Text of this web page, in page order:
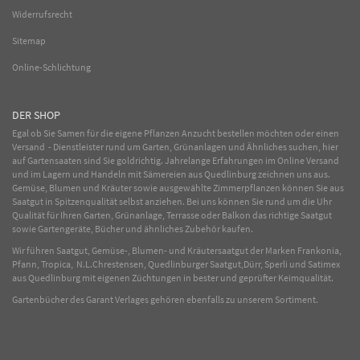
Widerrufsrecht
Sitemap
Online-Schlichtung
DER SHOP
Egal ob Sie Samen für die eigene Pflanzen Anzucht bestellen möchten oder einen
Versand - Dienstleister rund um Garten, Grünanlagen und Ähnliches suchen, hier
auf Gartensaaten sind Sie goldrichtig. Jahrelange Erfahrungen im OnlineVersand
und im Lagern und Handeln mit Sämereien aus Quedlinburg zeichnen uns aus.
Gemüse, Blumen und Kräuter sowie ausgewählteZimmerpflanzen können Sie aus
Saatgut in Spitzenqualität selbst anziehen. Bei uns können Sie rund um die Uhr
Qualität für Ihren Garten, Grünanlage, Terrasse oder Balkon das richtige Saatgut
sowie Gartengeräte, Bücher und ähnliches Zubehör kaufen.
Wir führen Saatgut, Gemüse-, Blumen- und Kräutersaatgut der Marken Frankonia,
Pfann, Tropica, N.L.Chrestensen, Quedlinburger Saatgut,Dürr, Sperli und Satimex
aus Quedlinburg mit eigenen Züchtungen in bester und geprüfter Keimqualität.
Gartenbücher des Garant Verlages gehören ebenfalls zu unserem Sortiment.